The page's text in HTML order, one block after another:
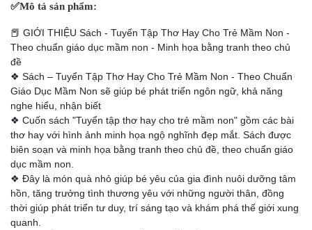
✅Mô tả sản phẩm:
📕 GIỚI THIỆU Sách - Tuyển Tập Thơ Hay Cho Trẻ Mầm Non -
Theo chuẩn giáo dục mầm non - Minh họa bằng tranh theo chủ
đề
❖ Sách – Tuyển Tập Thơ Hay Cho Trẻ Mầm Non - Theo Chuẩn
Giáo Dục Mầm Non sẽ giúp bé phát triển ngôn ngữ, khả năng
nghe hiểu, nhận biết
❖ Cuốn sách "Tuyển tập thơ hay cho trẻ mầm non" gồm các bài
thơ hay với hình ảnh minh họa ngộ nghĩnh đẹp mắt. Sách được
biên soạn và minh họa bằng tranh theo chủ đề, theo chuẩn giáo
dục mầm non.
❖ Đây là món quà nhỏ giúp bé yêu của gia đình nuôi dưỡng tâm
hồn, tăng trưởng tình thương yêu với những người thân, đồng
thời giúp phát triển tư duy, trí sáng tạo và khám phá thế giới xung
quanh.